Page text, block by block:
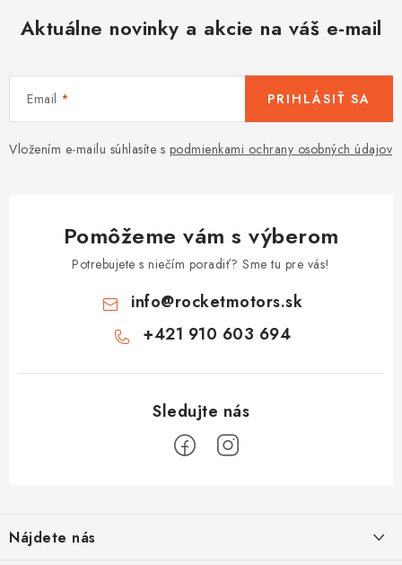
Aktuálne novinky a akcie na váš e-mail
Email
Vložením e-mailu súhlasíte s podmienkami ochrany osobných údajov
PRIHLÁSIŤ SA
Pomôžeme vám s výberom
Potrebujete s niečím poradiť? Sme tu pre vás!
info@rocketmotors.sk
+421 910 603 694
pNájdete nás